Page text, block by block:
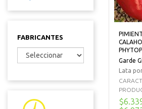
FABRICANTES
Garde
Lata